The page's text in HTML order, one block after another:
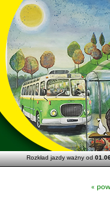
Rozkład jazdy ważny od
«